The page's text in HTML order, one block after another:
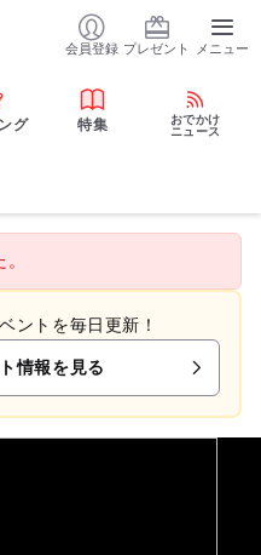
会員登録 プレゼント メニュー
グ 特集
おでかけ
ニュース
ントを毎日更新！
情報を見る